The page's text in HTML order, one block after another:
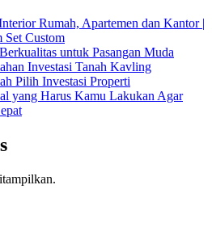
Rumah, Apartemen dan Kantor |
Set Custom
untuk Pasangan Muda
Investasi Tanah Kavling
Pilih Investasi Properti
yang Harus Kamu Lakukan Agar